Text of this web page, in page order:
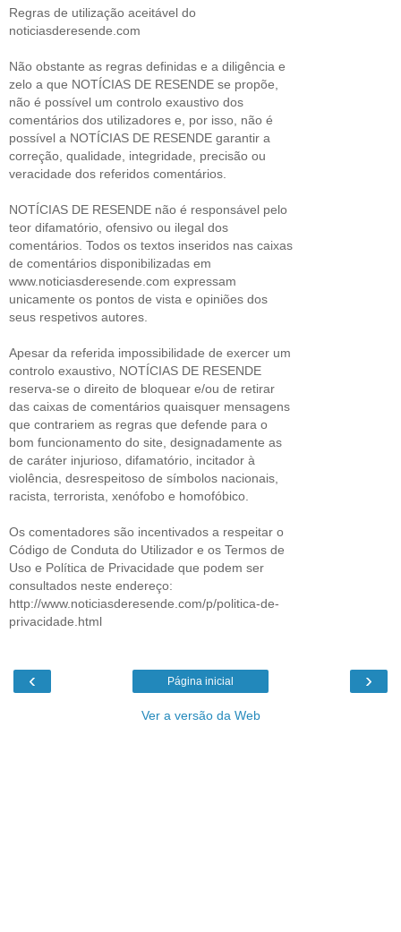
Regras de utilização aceitável do
noticiasderesende.com
Não obstante as regras definidas e a diligência e
zelo a que NOTÍCIAS DE RESENDE se propõe,
não é possível um controlo exaustivo dos
comentários dos utilizadores e, por isso, não é
possível a NOTÍCIAS DE RESENDE garantir a
correção, qualidade, integridade, precisão ou
veracidade dos referidos comentários.
NOTÍCIAS DE RESENDE não é responsável pelo
teor difamatório, ofensivo ou ilegal dos
comentários. Todos os textos inseridos nas caixas
de comentários disponibilizadas em
www.noticiasderesende.com expressam
unicamente os pontos de vista e opiniões dos
seus respetivos autores.
Apesar da referida impossibilidade de exercer um
controlo exaustivo, NOTÍCIAS DE RESENDE
reserva-se o direito de bloquear e/ou de retirar
das caixas de comentários quaisquer mensagens
que contrariem as regras que defende para o
bom funcionamento do site, designadamente as
de caráter injurioso, difamatório, incitador à
violência, desrespeitoso de símbolos nacionais,
racista, terrorista, xenófobo e homofóbico.
Os comentadores são incentivados a respeitar o
Código de Conduta do Utilizador e os Termos de
Uso e Política de Privacidade que podem ser
consultados neste endereço:
http://www.noticiasderesende.com/p/politica-de-
privacidade.html
‹ ›
Página inicial
Ver a versão da Web